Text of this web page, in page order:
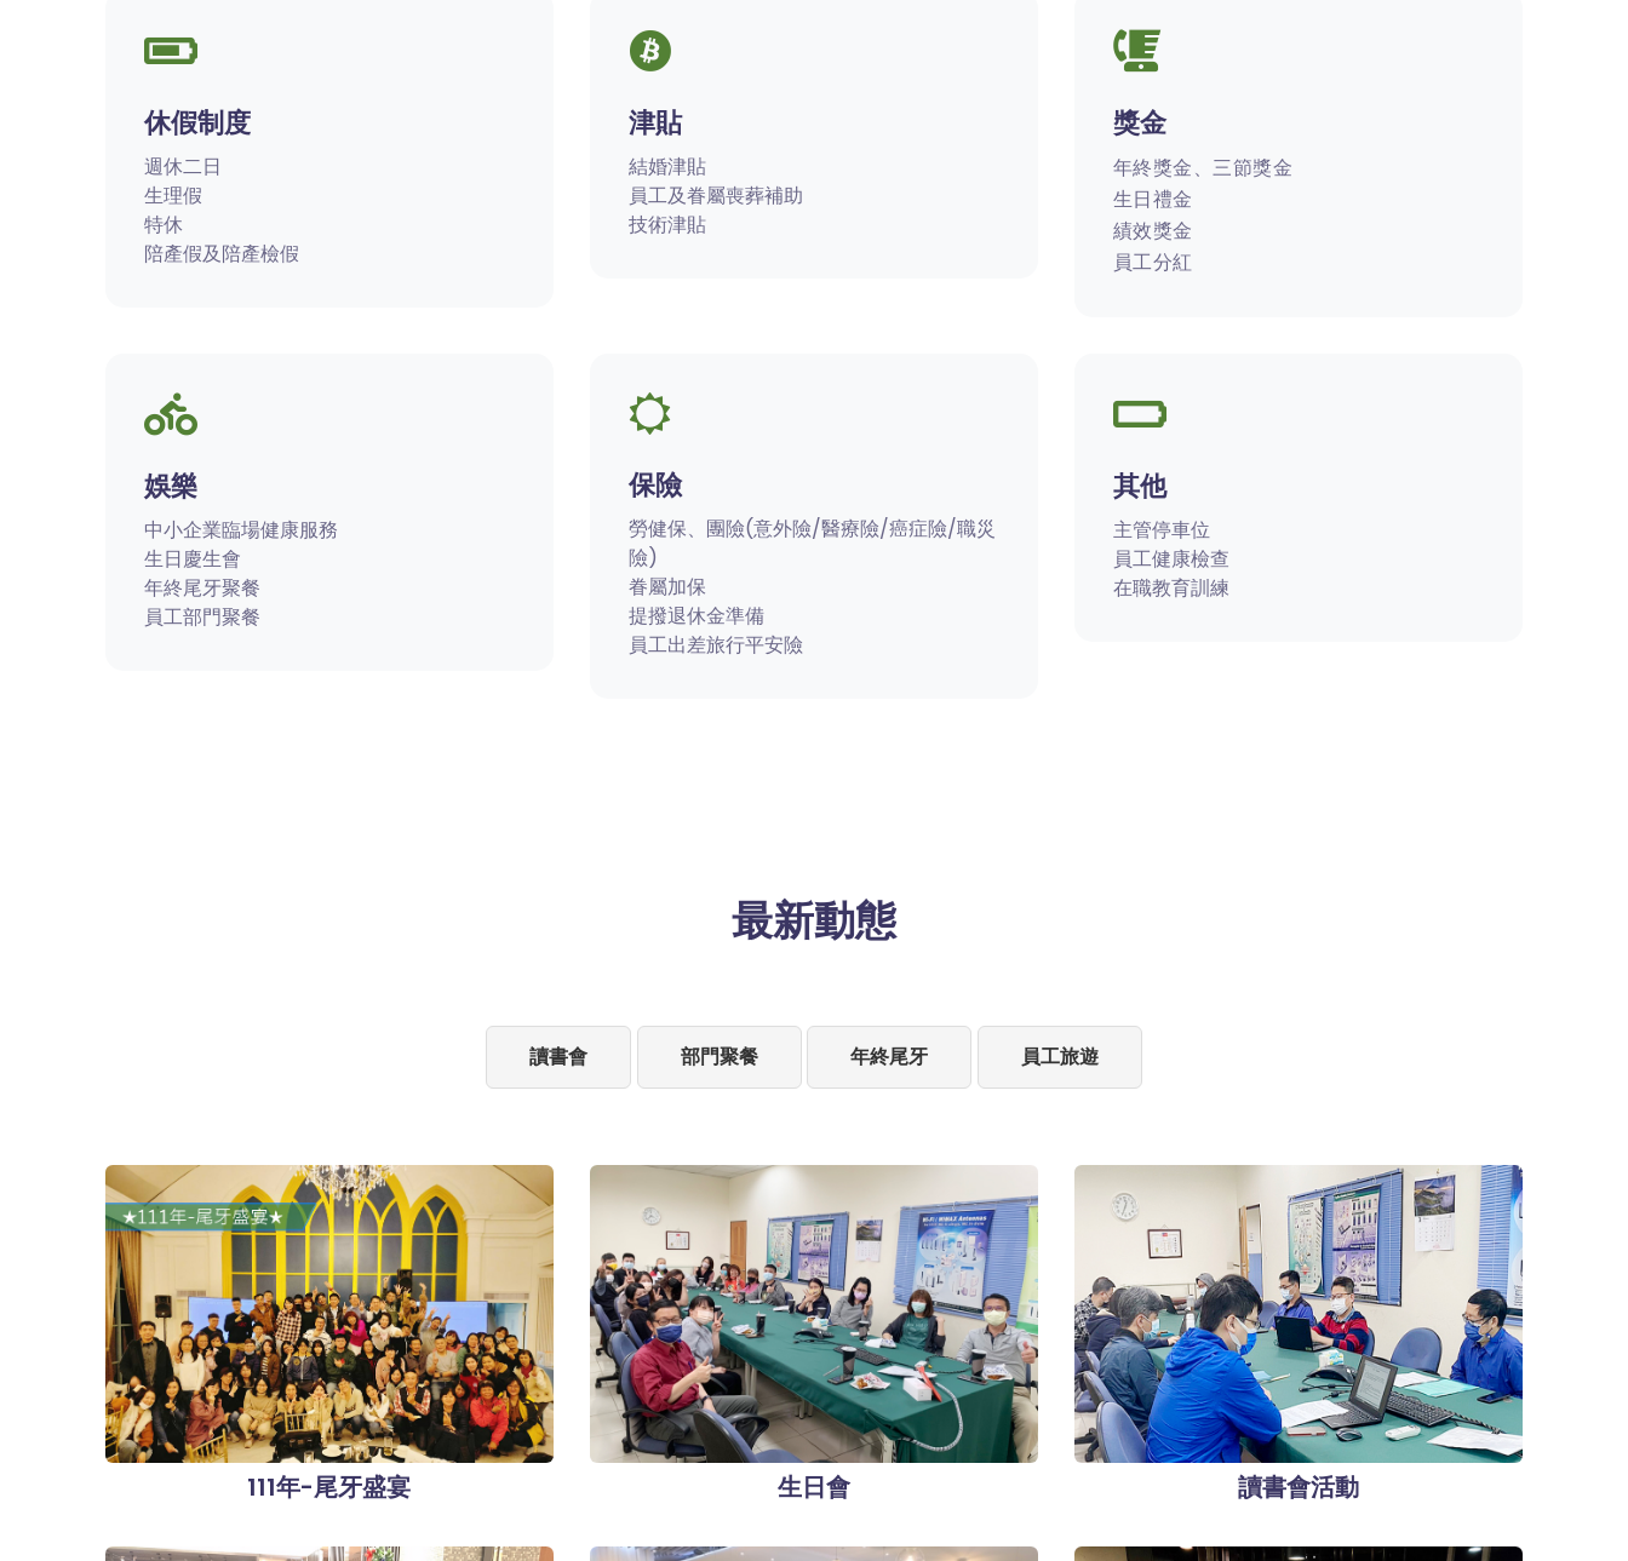
休假制度
週休二日
生理假
特休
陪產假及陪產檢假
津貼
結婚津貼
員工及眷屬喪葬補助
技術津貼
獎金
年終獎金、三節獎金
生日禮金
績效獎金
員工分紅
娛樂
中小企業臨場健康服務
生日慶生會
年終尾牙聚餐
員工部門聚餐
保險
勞健保、團險(意外險/醫療險/癌症險/職災
險)
眷屬加保
提撥退休金準備
員工出差旅行平安險
其他
主管停車位
員工健康檢查
在職教育訓練
最新動態
讀書會 部門聚餐 年終尾牙 員工旅遊
111年-尾牙盛宴 生日會 讀書會活動